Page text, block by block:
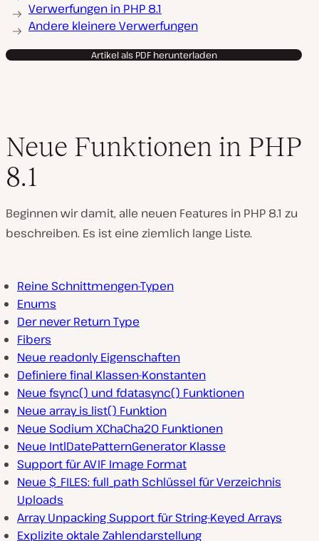
Verwerfungen in PHP 8.1
Andere kleinere Verwerfungen
Artikel als PDF herunterladen
Neue Funktionen in PHP
8.1
Beginnen wir damit, alle neuen Features in PHP 8.1 zu
beschreiben. Es ist eine ziemlich lange Liste.
Reine Schnittmengen-Typen
Enums
Der never Return Type
Fibers
Neue readonly Eigenschaften
Definiere final Klassen-Konstanten
Neue fsync() und fdatasync() Funktionen
Neue array_is_list() Funktion
Neue Sodium XChaCha20 Funktionen
Neue IntlDatePatternGenerator Klasse
Support für AVIF Image Format
Neue $_FILES: full_path Schlüssel für Verzeichnis
Uploads
Array Unpacking Support für String-Keyed Arrays
Explizite oktale Zahlendarstellung